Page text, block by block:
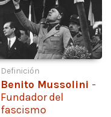
Definición
Benito Mussolini -
Fundador del
fascismo